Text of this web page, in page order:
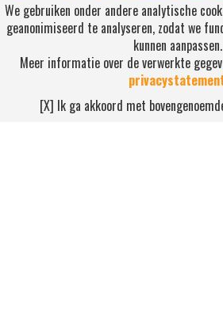
We gebruiken onder andere analytische
geanonimiseerd te analyseren, zodat we
kunnen aanpassen.
Meer informatie over de verwerkte
[X] Ik ga akkoord met